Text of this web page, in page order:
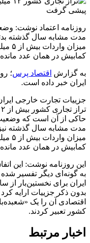
روزنامه اعتماد نوشت:
مدت مشابه سال گذشته
کمابیش در همان عدد
به گزارش اقتصاد پرس؛
ایران خبر داده است.
جزییات تجارت خارجی
حاکی از آن است که
مدت مشابه سال گذشته
کمابیش در همان عدد
این روزنامه نوشت: این
به گونه‌ای دیگر تفسیر
بدون ذکر جزییات ارایه
اقتصادی آن را یک
کشور تعبیر کردند.
اخبار مرتبط